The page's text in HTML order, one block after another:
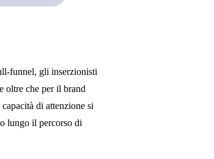
funnel, gli inserzionisti
oltre che per il brand
di attenzione si
lungo il percorso di